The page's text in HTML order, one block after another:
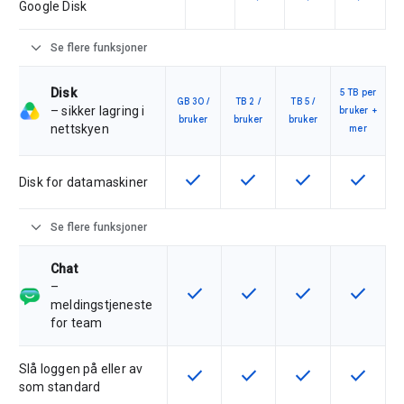
Google Disk
expand_more Se flere funksjoner
Disk
– sikker lagring i
nettskyen
GB 30 /
bruker
TB 2 /
bruker
TB 5 /
bruker
5 TB per
bruker +
mer
Disk for datamaskiner Denne funksjonen er tilgjengelig
check Denne funksjonen er
check Denne
check Denne
check
expand_more Se flere funksjoner
Chat
–
meldingstjeneste
for team
Denne funksjonen er tilgjengelig
check Denne funksjonen er
check Denne
check Denne
check
Slå loggen på eller av
som standard
Denne funksjonen er tilgjengelig
check Denne funksjonen er
check Denne
check Denne
check